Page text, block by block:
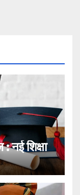
: नई शिक्षा